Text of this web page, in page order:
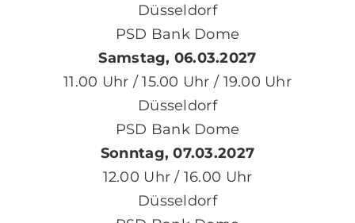
Düsseldorf
PSD Bank Dome
Samstag, 06.03.2027
11.00 Uhr / 15.00 Uhr / 19.00 Uhr
Düsseldorf
PSD Bank Dome
Sonntag, 07.03.2027
12.00 Uhr / 16.00 Uhr
Düsseldorf